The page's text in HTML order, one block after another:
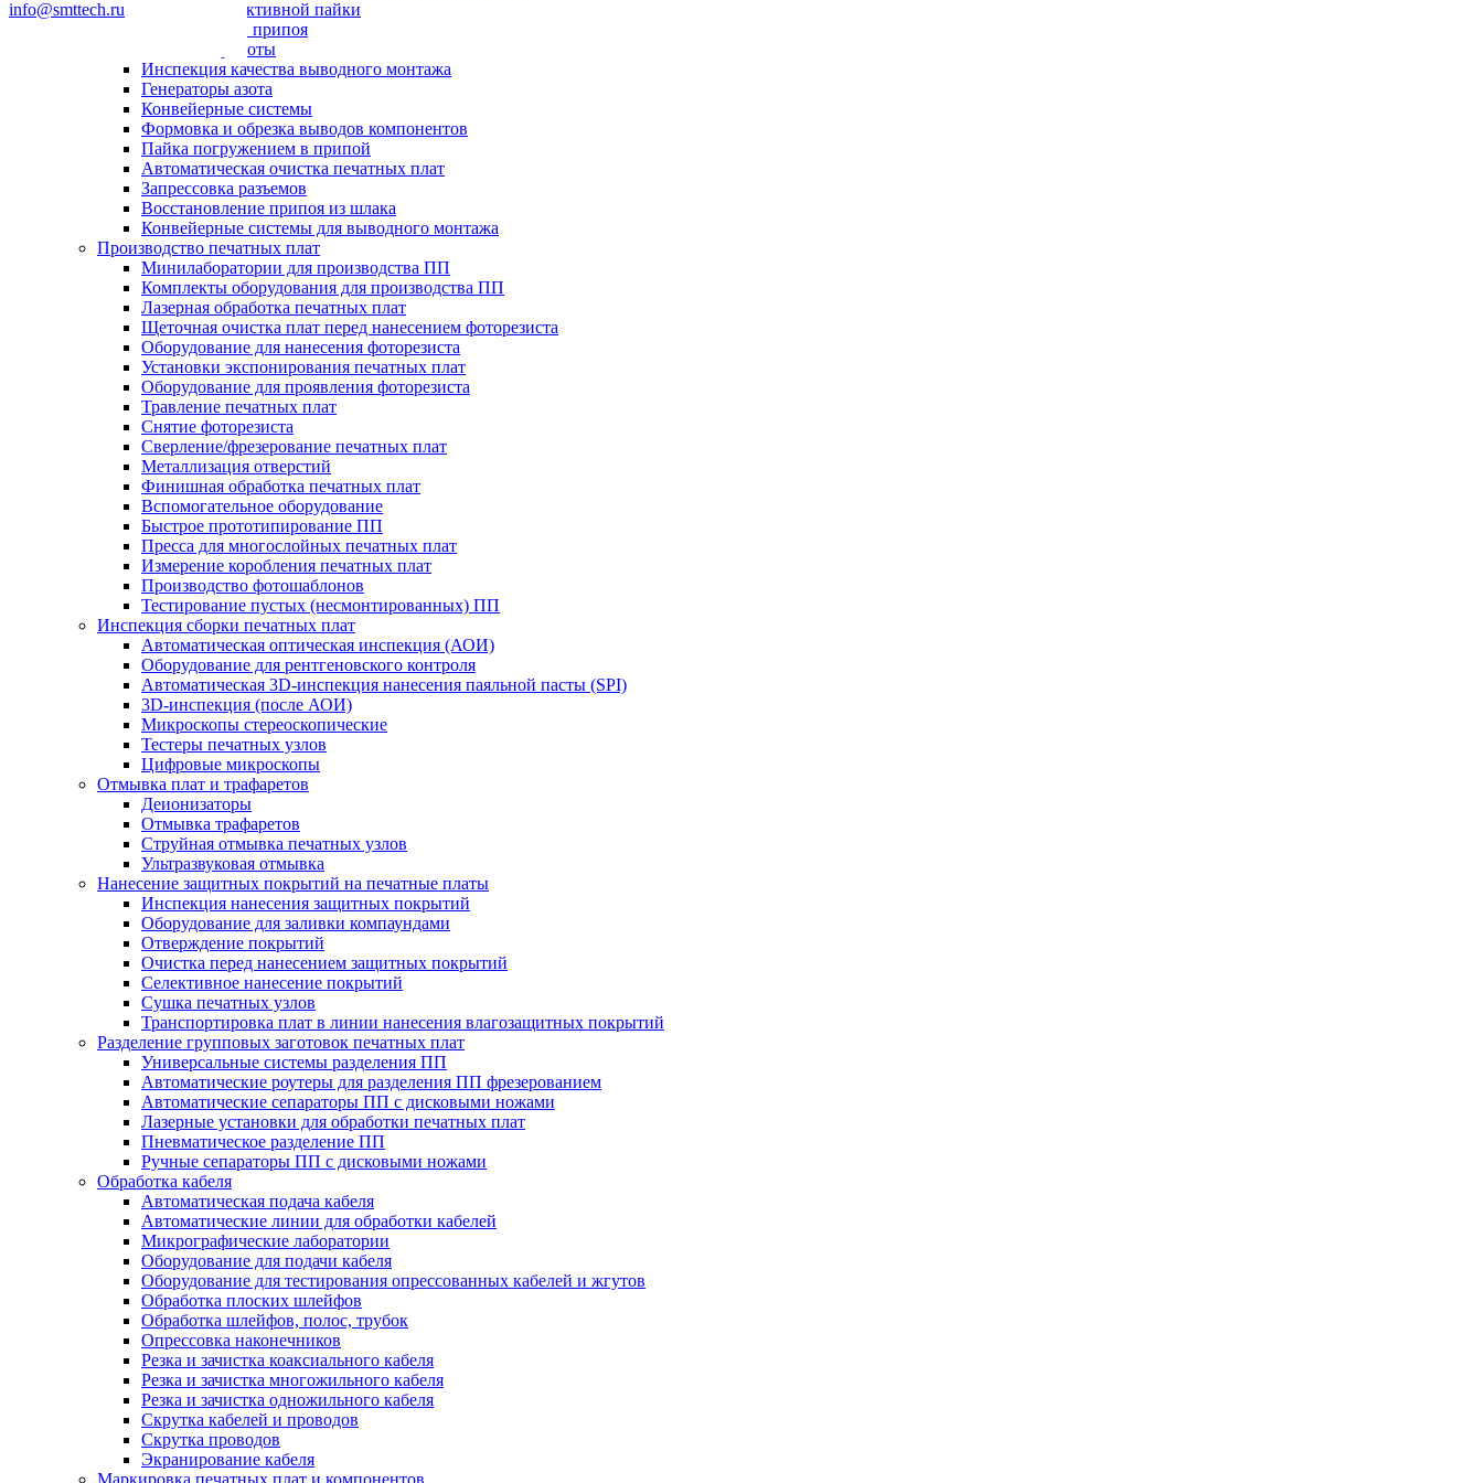
info@smttech.ru
Системы селективной пайки
Пайка волной припоя
Паяльные роботы
Инспекция качества выводного монтажа
Генераторы азота
Конвейерные системы
Формовка и обрезка выводов компонентов
Пайка погружением в припой
Автоматическая очистка печатных плат
Запрессовка разъемов
Восстановление припоя из шлака
Конвейерные системы для выводного монтажа
Производство печатных плат
Минилаборатории для производства ПП
Комплекты оборудования для производства ПП
Лазерная обработка печатных плат
Щеточная очистка плат перед нанесением фоторезиста
Оборудование для нанесения фоторезиста
Установки экспонирования печатных плат
Оборудование для проявления фоторезиста
Травление печатных плат
Снятие фоторезиста
Сверление/фрезерование печатных плат
Металлизация отверстий
Финишная обработка печатных плат
Вспомогательное оборудование
Быстрое прототипирование ПП
Пресса для многослойных печатных плат
Измерение коробления печатных плат
Производство фотошаблонов
Тестирование пустых (несмонтированных) ПП
Инспекция сборки печатных плат
Автоматическая оптическая инспекция (АОИ)
Оборудование для рентгеновского контроля
Автоматическая 3D-инспекция нанесения паяльной пасты (SPI)
3D-инспекция (после АОИ)
Микроскопы стереоскопические
Тестеры печатных узлов
Цифровые микроскопы
Отмывка плат и трафаретов
Деионизаторы
Отмывка трафаретов
Струйная отмывка печатных узлов
Ультразвуковая отмывка
Нанесение защитных покрытий на печатные платы
Инспекция нанесения защитных покрытий
Оборудование для заливки компаундами
Отверждение покрытий
Очистка перед нанесением защитных покрытий
Селективное нанесение покрытий
Сушка печатных узлов
Транспортировка плат в линии нанесения влагозащитных покрытий
Разделение групповых заготовок печатных плат
Универсальные системы разделения ПП
Автоматические роутеры для разделения ПП фрезерованием
Автоматические сепараторы ПП с дисковыми ножами
Лазерные установки для обработки печатных плат
Пневматическое разделение ПП
Ручные сепараторы ПП с дисковыми ножами
Обработка кабеля
Автоматическая подача кабеля
Автоматические линии для обработки кабелей
Микрографические лаборатории
Оборудование для подачи кабеля
Оборудование для тестирования опрессованных кабелей и жгутов
Обработка плоских шлейфов
Обработка шлейфов, полос, трубок
Опрессовка наконечников
Резка и зачистка коаксиального кабеля
Резка и зачистка многожильного кабеля
Резка и зачистка одножильного кабеля
Скрутка кабелей и проводов
Скрутка проводов
Экранирование кабеля
Маркировка печатных плат и компонентов